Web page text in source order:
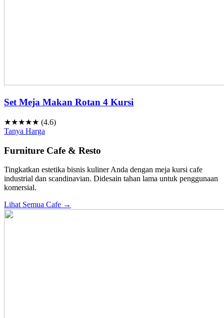
Set Meja Makan Rotan 4 Kursi
★★★★★ (4.6)
Tanya Harga
Furniture Cafe & Resto
Tingkatkan estetika bisnis kuliner Anda dengan meja kursi cafe
industrial dan scandinavian. Didesain tahan lama untuk penggunaan
komersial.
Lihat Semua Cafe →